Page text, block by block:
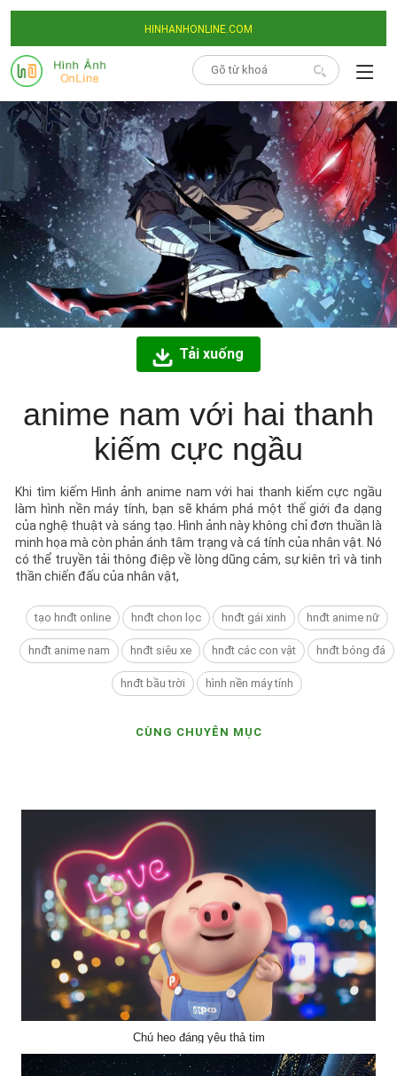
HINHANHONLINE.COM
Tải xuống
anime nam với hai thanh
kiếm cực ngầu
Khi tìm kiếm Hình ảnh anime nam với hai thanh kiếm cực ngầu
làm hình nền máy tính, bạn sẽ khám phá một thế giới đa dạng
của nghệ thuật và sáng tạo. Hình ảnh này không chỉ đơn thuần là
minh họa mà còn phản ánh tâm trạng và cá tính của nhân vật. Nó
có thể truyền tải thông điệp về lòng dũng cảm, sự kiên trì và tinh
thần chiến đấu của nhân vật,
tạo hnđt online hnđt chon lọc hnđt gái xinh hnđt anime nữ
hnđt anime nam hnđt siêu xe hnđt các con vật hnđt bóng đá
hnđt bầu trời hình nền máy tính
CÙNG CHUYÊN MỤC
Chú heo đáng yêu thả tim